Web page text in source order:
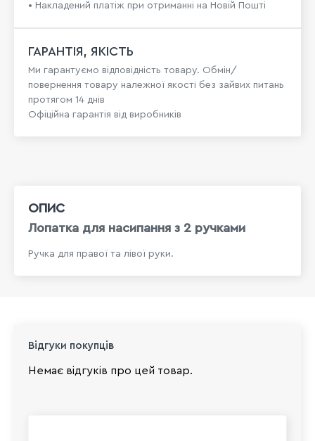
• Накладений платіж при отриманні на Новій Пошті
ГАРАНТІЯ, ЯКІСТЬ
Ми гарантуємо відповідність товару. Обмін/
повернення товару належної якості без зайвих питань
протягом 14 днів
Офіційна гарантія від виробників
ОПИС
Лопатка для насипання з 2 ручками
Ручка для правої та лівої руки.
Відгуки покупців
Немає відгуків про цей товар.